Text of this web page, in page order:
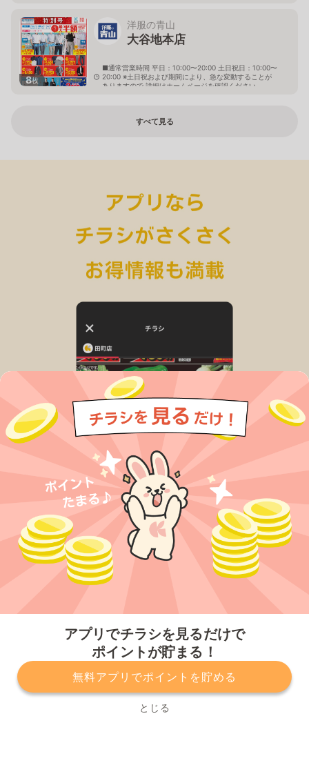
アプリでチラシを見るだけで
ポイントが貯まる！
無料アプリでポイントを貯める
とじる
8枚
洋服の青山
大谷地本店
■通常営業時間 平日：10:00〜20:00 土日祝日：10:00〜
20:00 ※土日祝および期間により、急な変動することが
ありますので 詳細はホームページを確認ください
すべて見る
プライバシーポリシー 利用規約
運営会社
サービスに関してのお問い合わせ